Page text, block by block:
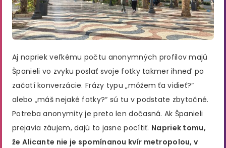
Aj napriek veľkému počtu anonymných profilov majú
Španieli vo zvyku poslať svoje fotky takmer ihneď po
začatí konverzácie. Frázy typu „môžem ťa vidieť?“
alebo „máš nejaké fotky?“ sú tu v podstate zbytočné.
Potreba anonymity je preto len dočasná. Ak Španieli
prejavia záujem, dajú to jasne pocítiť. Napriek tomu,
že Alicante nie je spomínanou kvír metropolou, v